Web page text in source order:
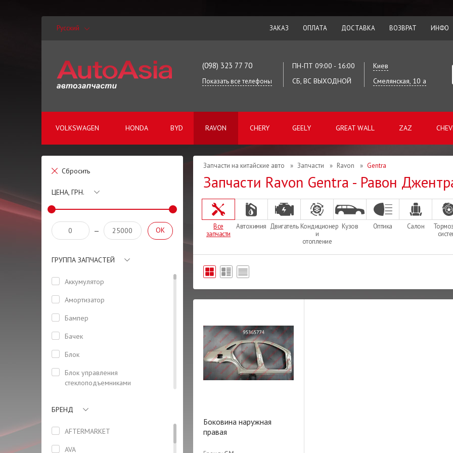
Русский ЗАКАЗ ОПЛАТА ДОСТАВКА ВОЗВРАТ ИНФО
(098) 323 77 70
Показать все телефоны
ПН-ПТ 09:00 - 16:00
СБ, ВС ВЫХОДНОЙ
Киев
Смелянская, 10 а
VOLKSWAGEN HONDA BYD RAVON CHERY GEELY GREAT WALL ZAZ
Сбросить
ЦЕНА, ГРН.
— OK
ГРУППА ЗАПЧАСТЕЙ
Аккумулятор
Амортизатор
Бампер
Бачек
Блок
Блок управления
стеклоподъемниками
Боковая панель кузова
Болт
Болт ГБЦ
БРЕНД
AFTERMARKET
AVA
Запчасти на китайские авто » Запчасти » Ravon » Gentra
Запчасти Ravon Gentra - Равон
Все
запчасти
Автохимия Двигатель Кондиционер
и
отопление
Кузов Оптика Салон
Боковина наружная
правая